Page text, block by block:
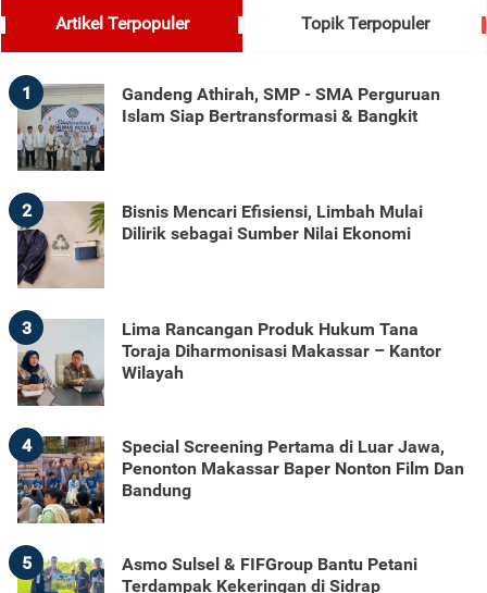
Artikel Terpopuler Topik Terpopuler
1
Gandeng Athirah, SMP - SMA Perguruan
Islam Siap Bertransformasi & Bangkit
2
Bisnis Mencari Efisiensi, Limbah Mulai
Dilirik sebagai Sumber Nilai Ekonomi
3
Lima Rancangan Produk Hukum Tana
Toraja Diharmonisasi Makassar – Kantor
Wilayah
4
Special Screening Pertama di Luar Jawa,
Penonton Makassar Baper Nonton Film Dan
Bandung
5
Asmo Sulsel & FIFGroup Bantu Petani
Terdampak Kekeringan di Sidrap